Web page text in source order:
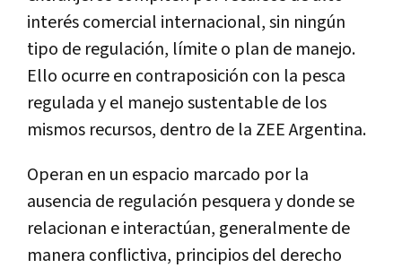
interés comercial internacional, sin ningún
tipo de regulación, límite o plan de manejo.
Ello ocurre en contraposición con la pesca
regulada y el manejo sustentable de los
mismos recursos, dentro de la ZEE Argentina.
Operan en un espacio marcado por la
ausencia de regulación pesquera y donde se
relacionan e interactúan, generalmente de
manera conflictiva, principios del derecho